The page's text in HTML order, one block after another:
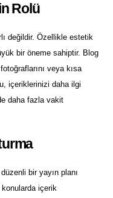
Rolü
değildir. Özellikle estetik
bir öneme sahiptir. Blog
veya kısa
içeriklerinizi daha ilgi
daha fazla vakit
bir yayın planı
konularda içerik